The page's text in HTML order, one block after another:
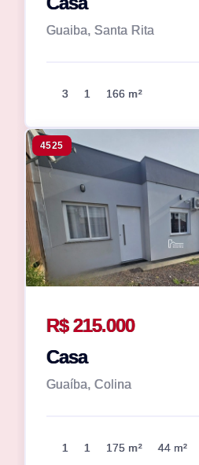
Guaiba, Santa Rita
3 1 166 m²
4525
R$ 215.000
Casa
Guaíba, Colina
1 1 175 m² 44 m²